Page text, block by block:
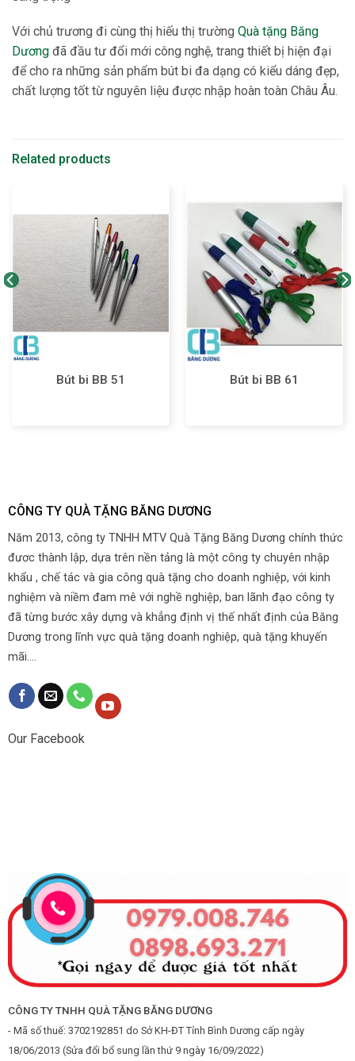
Với chủ trương đi cùng thị hiếu thị trường Quà tặng Băng
Dương đã đầu tư đổi mới công nghệ, trang thiết bị hiện đại
để cho ra những sản phẩm bút bi đa dạng có kiểu dáng đẹp,
chất lượng tốt từ nguyên liệu được nhập hoàn toàn Châu Âu.
Related products
Bút bi BB 51 Bút bi BB 61
CÔNG TY QUÀ TẶNG BĂNG DƯƠNG
Năm 2013, công ty TNHH MTV Quà Tặng Băng Dương chính thức
đươc thành lập, dựa trên nền tảng là một công ty chuyên nhập
khẩu , chế tác và gia công quà tặng cho doanh nghiệp, với kinh
nghiệm và niềm đam mê với nghề nghiệp, ban lãnh đạo công ty
đã từng bước xây dựng và khẳng định vị thế nhất định của Băng
Dương trong lĩnh vực quà tặng doanh nghiệp, quà tặng khuyến
mãi....
Our Facebook
CÔNG TY TNHH QUÀ TẶNG BĂNG DƯƠNG
- Mã số thuế: 3702192851 do Sở KH-ĐT Tỉnh Bình Dương cấp ngày
18/06/2013 (Sửa đổi bổ sung lần thứ 9 ngày 16/09/2022)